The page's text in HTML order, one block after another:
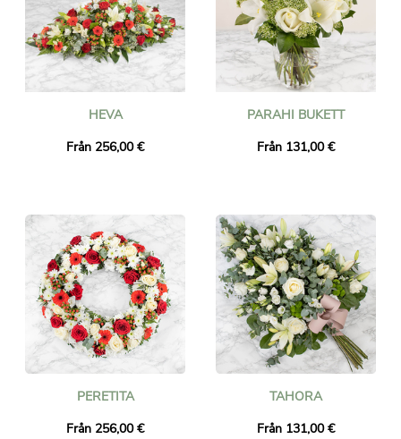
HEVA
Från 256,00 €
PARAHI BUKETT
Från 131,00 €
PERETITA
Från 256,00 €
TAHORA
Från 131,00 €